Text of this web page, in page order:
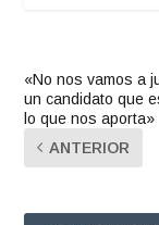
«No nos vamos a
un candidato que
lo que nos aporta»
ANTERIOR